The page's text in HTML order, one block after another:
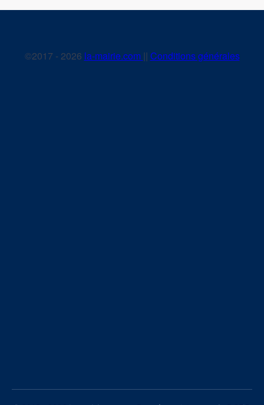
©2017 - 2026 la-mairie.com || Conditions générales